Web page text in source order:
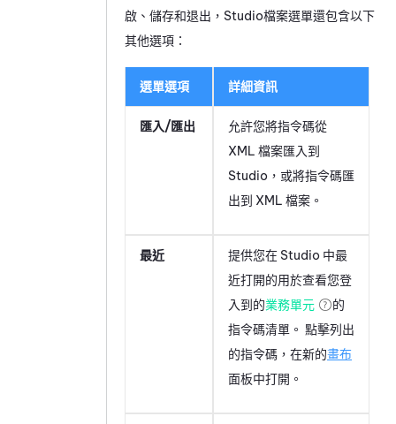
啟、儲存和退出， Studio檔案選單還包含以下
其他選項：
選單選項 詳細資訊
匯入/匯出
允許您將指令碼從
XML 檔案匯入到
Studio ，或將指令碼匯
出到 XML 檔案。
最近 提供您在 Studio 中最
近打開的用於查看您登
入到的業務單元
的
指令碼清單。 點擊列出
的指令碼，在新的畫布
面板中打開。